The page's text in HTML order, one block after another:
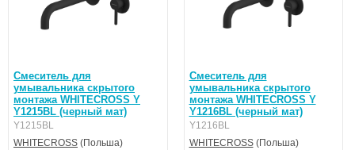
Смеситель для
умывальника скрытого
монтажа WHITECROSS Y
Y1215BL (черный мат)
Y1215BL
WHITECROSS (Польша)
Смеситель для
умывальника скрытого
монтажа WHITECROSS Y
Y1216BL (черный мат)
Y1216BL
WHITECROSS(Польша)